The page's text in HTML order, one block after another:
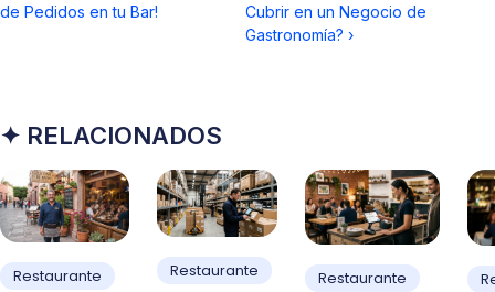
de Pedidos en tu Bar!
Cubrir en un Negocio de
Gastronomía? ›
✦ RELACIONADOS
Restaurante Restaurante Restaurante